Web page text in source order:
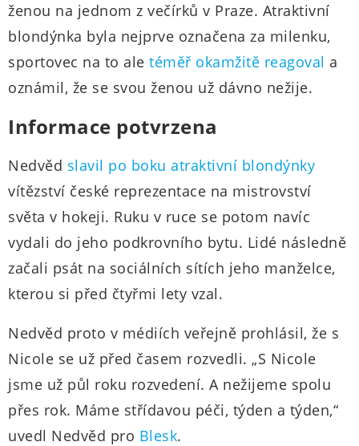
ženou na jednom z večírků v Praze. Atraktivní
blondýnka byla nejprve označena za milenku,
sportovec na to ale téměř okamžitě reagoval a
oznámil, že se svou ženou už dávno nežije.
Informace potvrzena
Nedvěd slavil po boku atraktivní blondýnky
vítězství české reprezentace na mistrovství
světa v hokeji. Ruku v ruce se potom navíc
vydali do jeho podkrovního bytu. Lidé následně
začali psát na sociálních sítích jeho manželce,
kterou si před čtyřmi lety vzal.
Nedvěd proto v médiích veřejně prohlásil, že s
Nicole se už před časem rozvedli. „S Nicole
jsme už půl roku rozvedení. A nežijeme spolu
přes rok. Máme střídavou péči, týden a týden,“
uvedl Nedvěd pro Blesk.